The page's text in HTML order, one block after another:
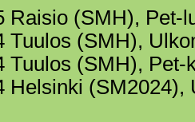
Raisio (SMH), Pet-
Tuulos (SMH),
Tuulos (SMH), Pet-
Helsinki (SM2024),